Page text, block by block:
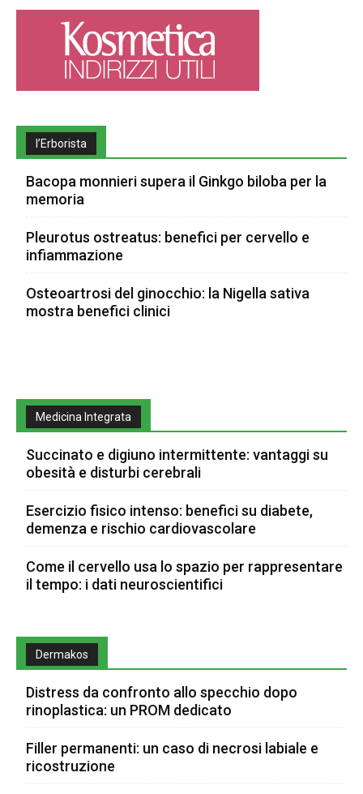
l’Erborista
Bacopa monnieri supera il Ginkgo biloba per la
memoria
Pleurotus ostreatus: benefici per cervello e
infiammazione
Osteoartrosi del ginocchio: la Nigella sativa
mostra benefici clinici
Medicina Integrata
Succinato e digiuno intermittente: vantaggi su
obesità e disturbi cerebrali
Esercizio fisico intenso: benefici su diabete,
demenza e rischio cardiovascolare
Come il cervello usa lo spazio per rappresentare
il tempo: i dati neuroscientifici
Dermakos
Distress da confronto allo specchio dopo
rinoplastica: un PROM dedicato
Filler permanenti: un caso di necrosi labiale e
ricostruzione